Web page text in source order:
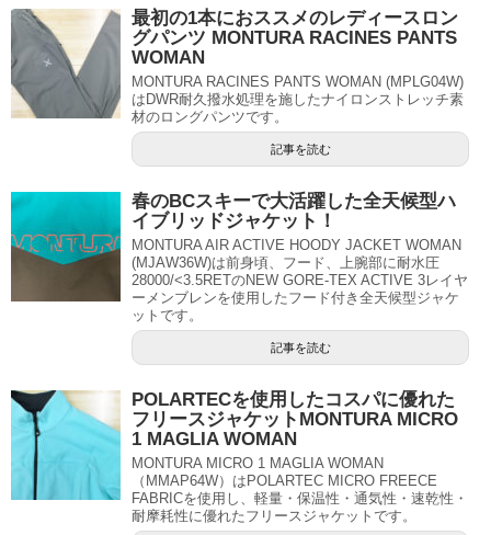
最初の1本におススメのレディースロン
グパンツ MONTURA RACINES PANTS
WOMAN
MONTURA RACINES PANTS WOMAN (MPLG04W)
はDWR耐久撥水処理を施したナイロンストレッチ素
材のロングパンツです。
記事を読む
春のBCスキーで大活躍した全天候型ハ
イブリッドジャケット！
MONTURA AIR ACTIVE HOODY JACKET WOMAN
(MJAW36W)は前身頃、フード、上腕部に耐水圧
28000/<3.5RETのNEW GORE-TEX ACTIVE 3レイヤ
ーメンブレンを使用したフード付き全天候型ジャケ
ットです。
記事を読む
POLARTECを使用したコスパに優れた
フリースジャケットMONTURA MICRO
1 MAGLIA WOMAN
MONTURA MICRO 1 MAGLIA WOMAN
（MMAP64W）はPOLARTEC MICRO FREECE
FABRICを使用し、軽量・保温性・通気性・速乾性・
耐摩耗性に優れたフリースジャケットです。